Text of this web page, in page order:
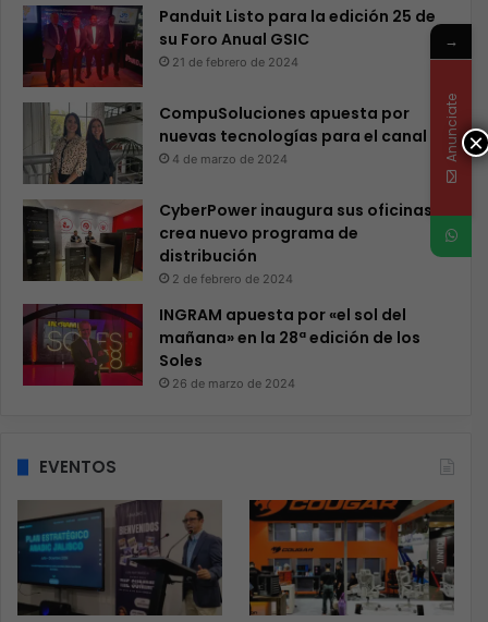
Panduit Listo para la edición 25 de
su Foro Anual GSIC
21 de febrero de 2024
CompuSoluciones apuesta por
nuevas tecnologías para el canal
4 de marzo de 2024
CyberPower inaugura sus oficinas y
crea nuevo programa de
distribución
2 de febrero de 2024
INGRAM apuesta por «el sol del
mañana» en la 28ª edición de los
Soles
26 de marzo de 2024
EVENTOS
×
→
Anunciate